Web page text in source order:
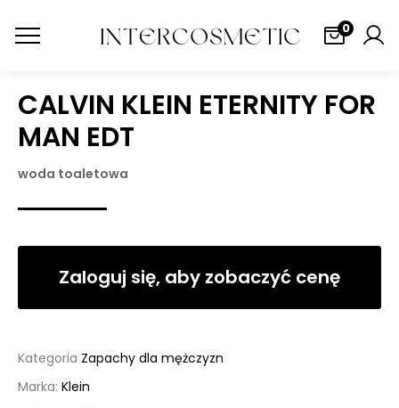
0
CALVIN KLEIN ETERNITY FOR
MAN EDT
woda toaletowa
Zaloguj się, aby zobaczyć cenę
Kategoria Zapachy dla mężczyzn
Marka: Klein